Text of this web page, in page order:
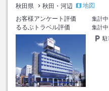
秋田県 秋田・河辺
地図
お客様アンケート評価
集計中
るるぶトラベル評価
集計中
駐